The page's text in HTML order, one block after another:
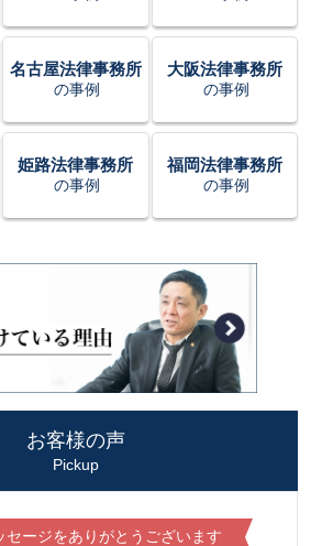
名古屋法律事務所
の事例
大阪法律事務所
の事例
姫路法律事務所
の事例
福岡法律事務所
の事例
お客様の声
Pickup
セージをありがとうございます